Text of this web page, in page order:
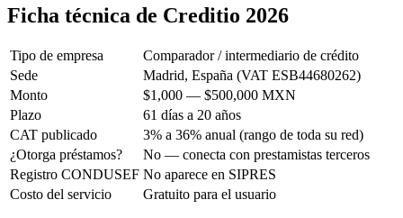
Ficha técnica de Creditio 2026
Tipo de empresa
Comparador / intermediario de crédito
Sede
Madrid, España (VAT ESB44680262)
Monto
$1,000 — $500,000 MXN
Plazo
61 días a 20 años
CAT publicado
3% a 36% anual (rango de toda su red)
¿Otorga préstamos?
No — conecta con prestamistas terceros
Registro CONDUSEF No aparece en SIPRES
Costo del servicio
Gratuito para el usuario